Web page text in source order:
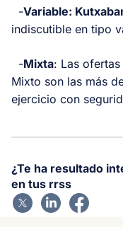
-Variable:
indiscutible en tipo
-Mixta: Las ofertas
Mixto son las más
ejercicio con
¿Te ha resultado
en tus rrss